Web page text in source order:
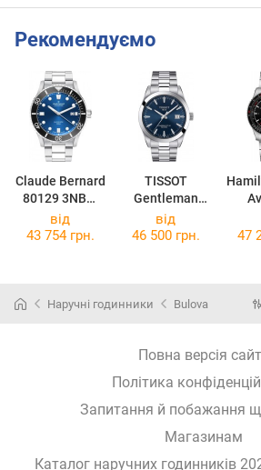
Рекомендуємо
Claude Bernard
80129 3NBM
BUIB
TISSOT
Gentleman
Powermatic 80
Silicium
від
43 754 грн.
від
46 500 грн.
47
Наручні годинники Bulova
Повна версія
Політика
Запитання й побажання
Магазинам
Каталог наручних годинників